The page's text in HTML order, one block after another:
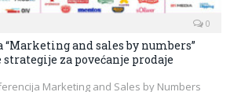
0
and sales by numbers”
za povećanje prodaje
Marketing and Sales by Numbers